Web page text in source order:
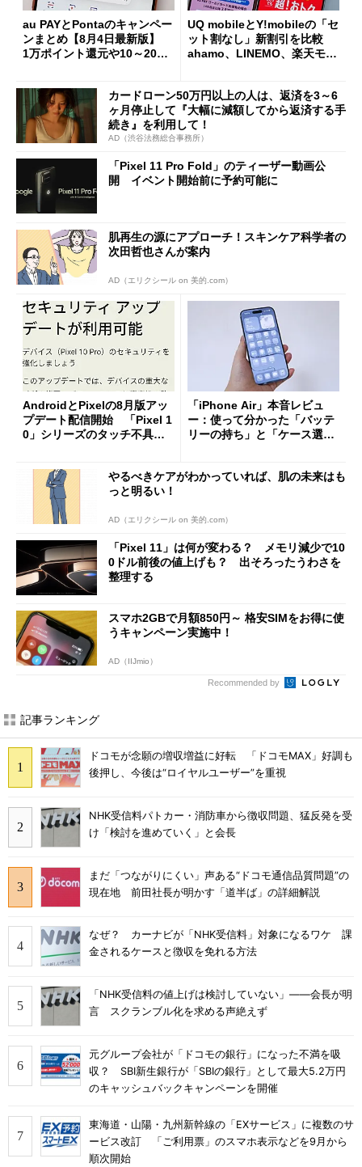
au PAYとPontaのキャンペー
ンまとめ【8月4日最新版】
1万ポイント還元や10～20％
UQ mobileとY!mobileの「セ
ット割なし」新割引を比較
ahamo、LINEMO、楽天モバ
カードローン50万円以上の人は、返済を3～6
ヶ月停止して『大幅に減額してから返済する手
続き』を利用して！
AD（渋谷法務総合事務所）
「Pixel 11 Pro Fold」のティーザー動画公
開 イベント開始前に予約可能に
肌再生の源にアプローチ！スキンケア科学者の
次田哲也さんが案内
AD（エリクシール on 美的.com）
AndroidとPixelの8月版アッ
プデート配信開始 「Pixel 1
0」シリーズのタッチ不具合
「iPhone Air」本音レビュ
ー：使って分かった「バッテ
リーの持ち」と「ケース選
やるべきケアがわかっていれば、肌の未来はも
っと明るい！
AD（エリクシール on 美的.com）
「Pixel 11」は何が変わる？ メモリ減少で10
0ドル前後の値上げも？ 出そろったうわさを
整理する
スマホ2GBで月額850円～ 格安SIMをお得に使
うキャンペーン実施中！
AD（IIJmio）
Recommended by
記事ランキング
ドコモが念願の増収増益に好転 「ドコモMAX」好調も
後押し、今後は“ロイヤルユーザー”を重視
NHK受信料パトカー・消防車から徴収問題、猛反発を受
け「検討を進めていく」と会長
まだ「つながりにくい」声ある“ドコモ通信品質問題”の
現在地 前田社長が明かす「道半ば」の詳細解説
なぜ？ カーナビが「NHK受信料」対象になるワケ 課
金されるケースと徴収を免れる方法
「NHK受信料の値上げは検討していない」――会長が明
言 スクランブル化を求める声絶えず
元グループ会社が「ドコモの銀行」になった不満を吸
収？ SBI新生銀行が「SBIの銀行」として最大5.2万円
のキャッシュバックキャンペーンを開催
東海道・山陽・九州新幹線の「EXサービス」に複数のサ
ービス改訂 「ご利用票」のスマホ表示などを9月から
順次開始